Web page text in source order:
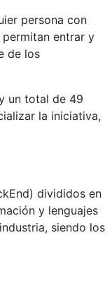
persona con
entrar y
de los
un total de 49
la iniciativa,
divididos en
y lenguajes
siendo los